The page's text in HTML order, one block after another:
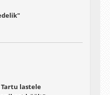
lastele